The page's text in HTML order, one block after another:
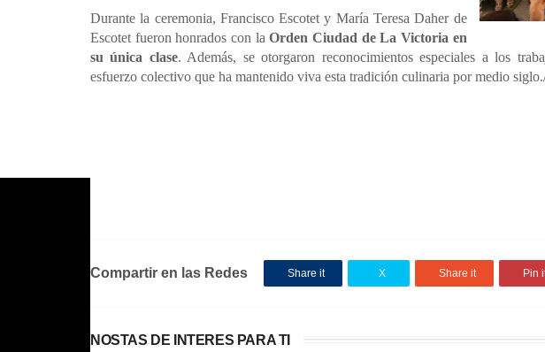
Durante la ceremonia, Francisco Escotet y María Teresa Daher de
Escotet fueron honrados con laOrden Ciudad de La Victoria en
su única clase. Además, se otorgaron reconocimientos especiales a los
esfuerzo colectivo que ha mantenido viva esta tradición culinaria por medio
Compartir en las Redes Share it X Share it Pin
NOSTAS DE INTERES PARA TI